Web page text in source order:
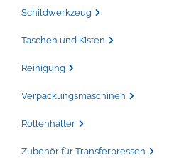
Schildwerkzeug
Taschen und Kisten
Reinigung
Verpackungsmaschinen
Rollenhalter
Zubehör für Transferpressen